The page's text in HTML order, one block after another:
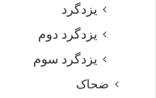
یزدگرد
یزدگرد دوم
یزدگرد سوم
ضحاک